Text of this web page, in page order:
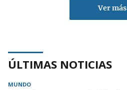
Ver más
ÚLTIMAS NOTICIAS
MUNDO